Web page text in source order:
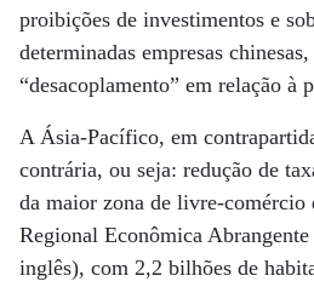
proibições de investimentos e
determinadas empresas
“desacoplamento” em relação à
A Ásia-Pacífico, em
contrária, ou seja: redução de
da maior zona de livre-comércio
Regional Econômica
inglês), com 2,2 bilhões de